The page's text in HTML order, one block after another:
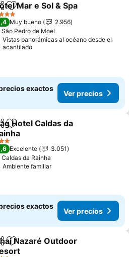
Agregar a favoritos
Mar e Sol & Spa
Muy bueno
2.956
São Pedro de Moel
Vistas panorámicas al océano desde el
acantilado
exactos
Ver precios
Agregar a favoritos
Hotel Caldas da
Excelente
3.051
Caldas da Rainha
Ambiente familiar
exactos
Ver precios
Agregar a favoritos
Nazaré Outdoor